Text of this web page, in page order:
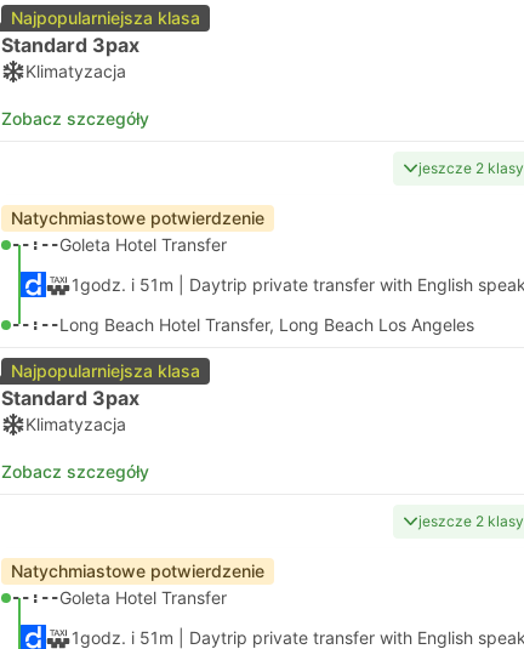
Najpopularniejsza klasa
Standard 3pax
Klimatyzacja
Zobacz szczegóły
jeszcze 2
Natychmiastowe potwierdzenie
--:--Goleta Hotel Transfer
1godz. i 51m | Daytrip private transfer with English
--:--Long Beach Hotel Transfer, Long Beach Los Angeles
Najpopularniejsza klasa
Standard 3pax
Klimatyzacja
Zobacz szczegóły
jeszcze 2
Natychmiastowe potwierdzenie
--:--Goleta Hotel Transfer
1godz. i 51m | Daytrip private transfer with English